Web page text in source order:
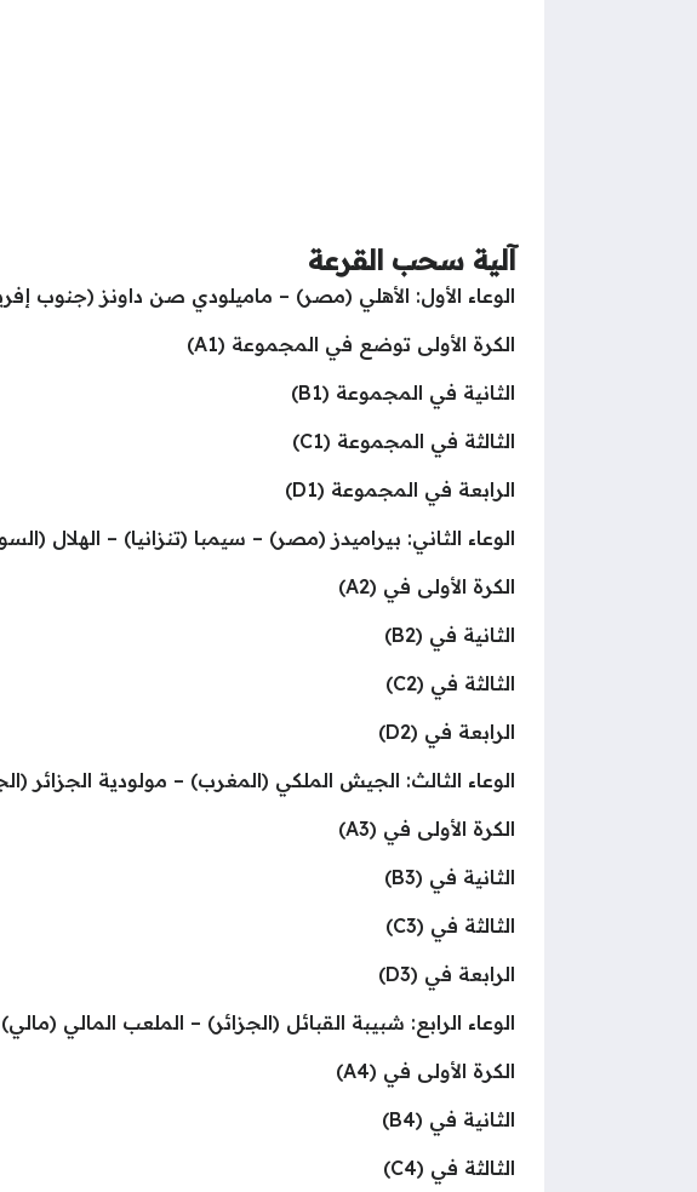
آلية سحب القرعة
الوعاء الأول: الأهلي (مصر) – ماميلودي صن داونز (جنوب
الكرة الأولى توضع في المجموعة (A1)
الثانية في المجموعة (B1)
الثالثة في المجموعة (C1)
الرابعة في المجموعة (D1)
الوعاء الثاني: بيراميدز (مصر) – سيمبا (تنزانيا) – الهلال
الكرة الأولى في (A2)
الثانية في (B2)
الثالثة في (C2)
الرابعة في (D2)
الوعاء الثالث: الجيش الملكي (المغرب) – مولودية الجزائر
الكرة الأولى في (A3)
الثانية في (B3)
الثالثة في (C3)
الرابعة في (D3)
الوعاء الرابع: شبيبة القبائل (الجزائر) – الملعب المالي
الكرة الأولى في (A4)
الثانية في (B4)
الثالثة في (C4)